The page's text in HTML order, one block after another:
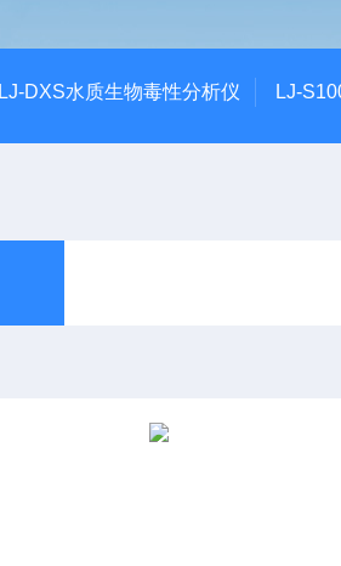
LJ-DXS水质生物毒性分析仪 LJ-